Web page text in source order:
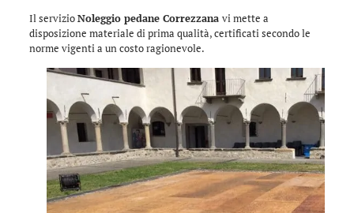
Il servizioNoleggio pedane Correzzana vi mette a
disposizione materiale di prima qualità, certificati secondo le
norme vigenti a un costo ragionevole.